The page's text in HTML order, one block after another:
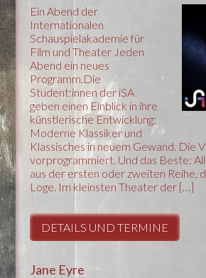
Ein Abend der
Internationalen
Schauspielakademie für
Film und Theater Jeden
Abend ein neues
Programm.Die
Student:innen der iSA
geben einen Einblick in ihre
künstlerische Entwicklung:
Moderne Klassiker und
Klassisches in neuem Gewand. Die
vorprogrammiert. Und das Beste:
aus der ersten oder zweiten Reihe,
Loge. Im kleinsten Theater der […]
DETAILS UND TERMINE
Jane Eyre